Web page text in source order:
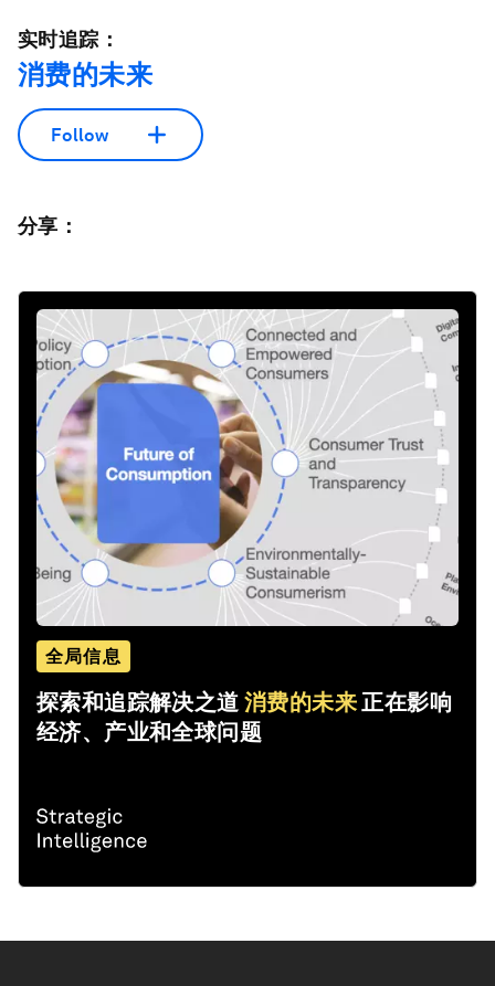
实时追踪：
消费的未来
Follow
分享：
全局信息
探索和追踪解决之道消费的未来正在影响
经济、产业和全球问题